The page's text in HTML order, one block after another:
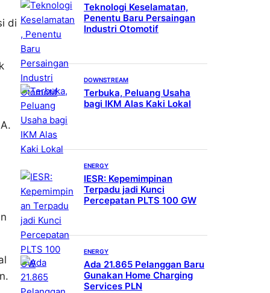
di
Teknologi Keselamatan,
Penentu Baru Persaingan
Industri Otomotif
DOWNSTREAM
Terbuka, Peluang Usaha
bagi IKM Alas Kaki Lokal
ENERGY
IESR: Kepemimpinan
Terpadu jadi Kunci
Percepatan PLTS 100 GW
ENERGY
Ada 21.865 Pelanggan Baru
Gunakan Home Charging
Services PLN